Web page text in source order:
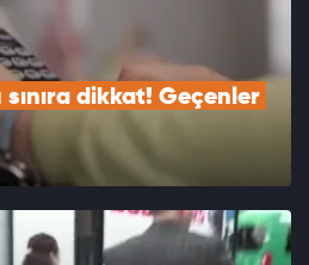
dikkat! Geçenler